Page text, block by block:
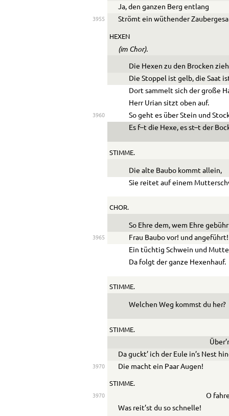
Ja, den ganzen Berg entlang
3955 Strömt ein wüthender
HEXEN
(im Chor).
Die Hexen zu den Brocken
Die Stoppel ist gelb, die Saat
Dort sammelt sich der große
Herr Urian sitzt oben auf.
3960
So geht es über Stein und
Es f–t die Hexe, es st–t der
STIMME.
Die alte Baubo kommt allein,
Sie reitet auf einem
CHOR.
So Ehre dem, wem Ehre
3965
Frau Baubo vor! und angeführt!
Ein tüchtig Schwein und
Da folgt der ganze Hexenhauf.
STIMME.
Welchen Weg kommst du her?
STIMME.
Da guckt’ ich der Eule in’s Nest
3970 Die macht ein Paar Augen!
STIMME.
3970
O
Was reit’st du so schnelle!